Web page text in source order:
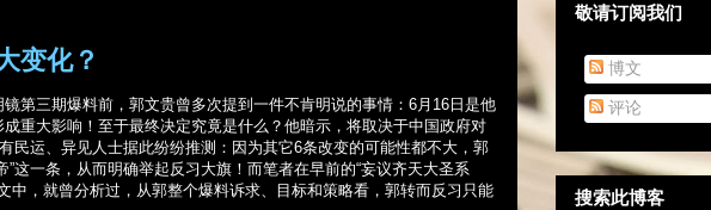
变化？
第三期爆料前，郭文贵曾多次提到一件不肯明说的事情： 6月 16 日是他
重大影响！至于最终决定究竟是什么？他暗示，将取决于中国政府对
民运、异见人士据此纷纷推测：因为其它6条改变的可能性都不大，郭
这一条，从而明确举起反习大旗！而笔者在早前的“妄议齐天大圣系
中，就曾分析过，从郭整个爆料诉求、目标和策略看，郭转而反习只能
敬请订阅我们
博文
评论
搜索此博客